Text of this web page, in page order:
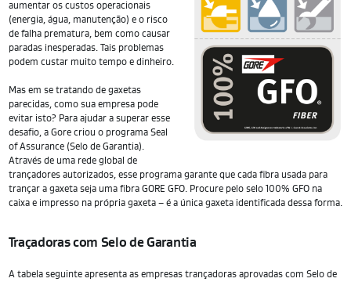
aumentar os custos operacionais
(energia, água, manutenção) e o risco
de falha prematura, bem como causar
paradas inesperadas. Tais problemas
podem custar muito tempo e dinheiro.
Mas em se tratando de gaxetas
parecidas, como sua empresa pode
evitar isto? Para ajudar a superar esse
desafio, a Gore criou o programa Seal
of Assurance (Selo de Garantia).
Através de uma rede global de
trançadores autorizados, esse programa garante que cada fibra usada para
trançar a gaxeta seja uma fibra GORE GFO. Procure pelo selo 100% GFO na
caixa e impresso na própria gaxeta – é a única gaxeta identificada dessa forma.
Traçadoras com Selo de Garantia
A tabela seguinte apresenta as empresas trançadoras aprovadas com Selo de